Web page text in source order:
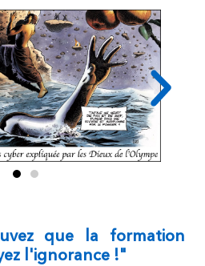
que la formation
l'ignorance !"